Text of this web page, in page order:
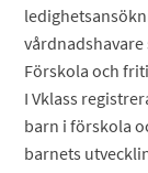
Förskola och
I Vklass
barn i förskola
barnets